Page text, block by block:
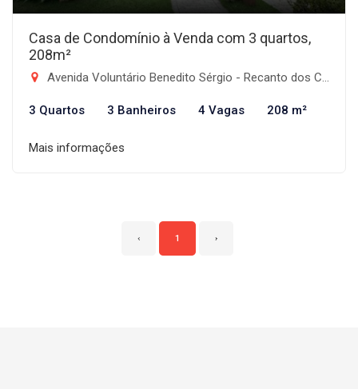
Casa de Condomínio à Venda com 3 quartos,
208m²
Avenida Voluntário Benedito Sérgio - Recanto dos Coqueirais, Taubaté-SP
3 Quartos 3 Banheiros 4 Vagas 208 m²
Mais informações
‹ 1 ›